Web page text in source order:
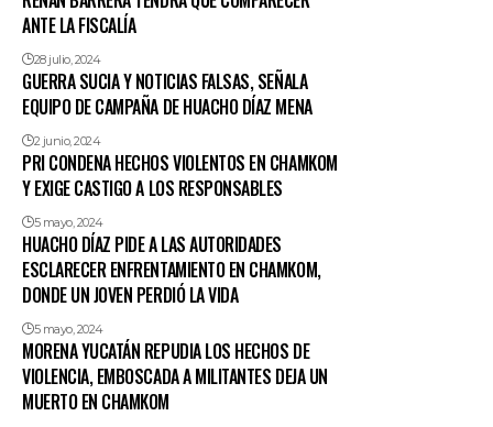
ANTE LA FISCALÍA
28 julio, 2024
GUERRA SUCIA Y NOTICIAS FALSAS, SEÑALA
EQUIPO DE CAMPAÑA DE HUACHO DÍAZ MENA
2 junio, 2024
PRI CONDENA HECHOS VIOLENTOS EN CHAMKOM
Y EXIGE CASTIGO A LOS RESPONSABLES
5 mayo, 2024
HUACHO DÍAZ PIDE A LAS AUTORIDADES
ESCLARECER ENFRENTAMIENTO EN CHAMKOM,
DONDE UN JOVEN PERDIÓ LA VIDA
5 mayo, 2024
MORENA YUCATÁN REPUDIA LOS HECHOS DE
VIOLENCIA, EMBOSCADA A MILITANTES DEJA UN
MUERTO EN CHAMKOM